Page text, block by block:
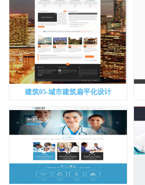
建筑05-城市建筑扁平化设计